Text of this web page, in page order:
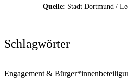
Quelle: Stadt Dortmund /
Schlagwörter
Engagement &